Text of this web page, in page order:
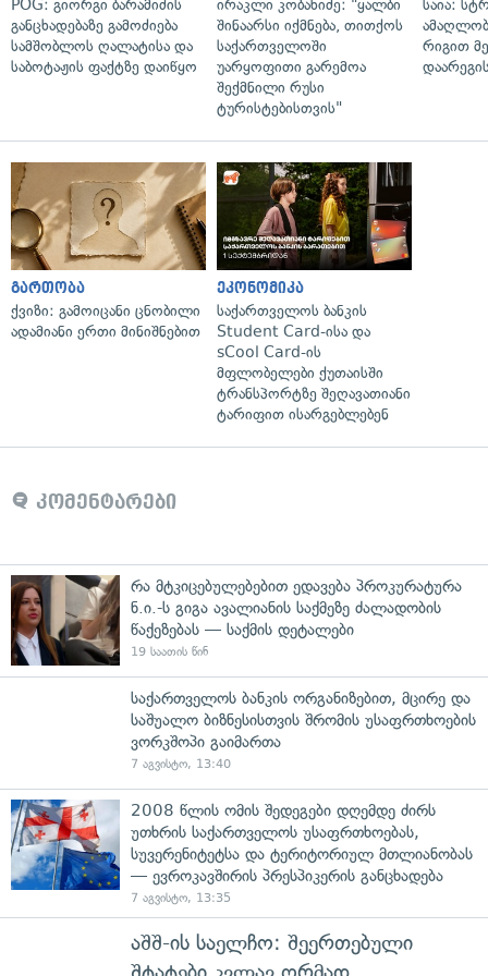
POG: გიორგი ბარამიძის
განცხადებაზე გამოძიება
სამშობლოს ღალატისა და
საბოტაჟის ფაქტზე დაიწყო
ირაკლი კობახიძე: "ყალბი
შინაარსი იქმნება, თითქოს
საქართველოში
უარყოფითი გარემოა
შექმნილი რუსი
ტურისტებისთვის"
საია:
რიგით
გართობა
ქვიზი: გამოიცანი ცნობილი
ადამიანი ერთი მინიშნებით
ეკონომიკა
საქართველოს ბანკის
Student Card-ისა და
sCool Card-ის
მფლობელები ქუთაისში
ტრანსპორტზე შეღავათიანი
ტარიფით ისარგებლებენ
კომენტარები
რა მტკიცებულებებით ედავება პროკურატურა
ნ.ი.-ს გიგა ავალიანის საქმეზე ძალადობის
წაქეზებას — საქმის დეტალები
19 საათის წინ
საქართველოს ბანკის ორგანიზებით, მცირე და
საშუალო ბიზნესისთვის შრომის უსაფრთხოების
ვორკშოპი გაიმართა
7 აგვისტო, 13:40
2008 წლის ომის შედეგები დღემდე ძირს
უთხრის საქართველოს უსაფრთხოებას,
სუვერენიტეტსა და ტერიტორიულ მთლიანობას
— ევროკავშირის პრესპიკერის განცხადება
7 აგვისტო, 13:35
აშშ-ის საელჩო: შეერთებული